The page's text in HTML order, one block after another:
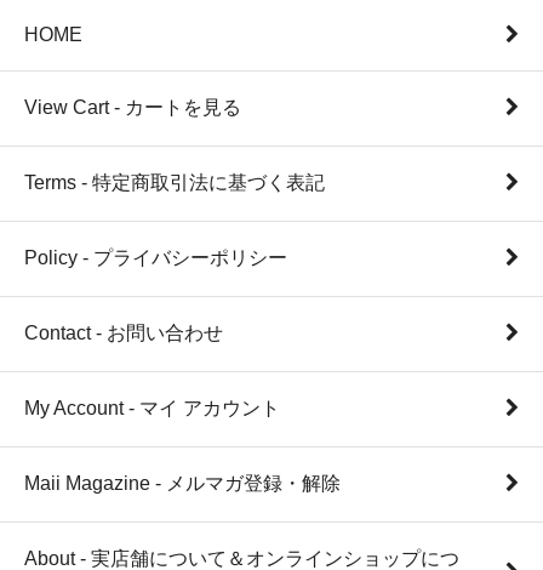
HOME
View Cart - カートを見る
Terms - 特定商取引法に基づく表記
Policy - プライバシーポリシー
Contact - お問い合わせ
My Account - マイ アカウント
Maii Magazine - メルマガ登録・解除
About - 実店舗について＆オンラインショップにつ